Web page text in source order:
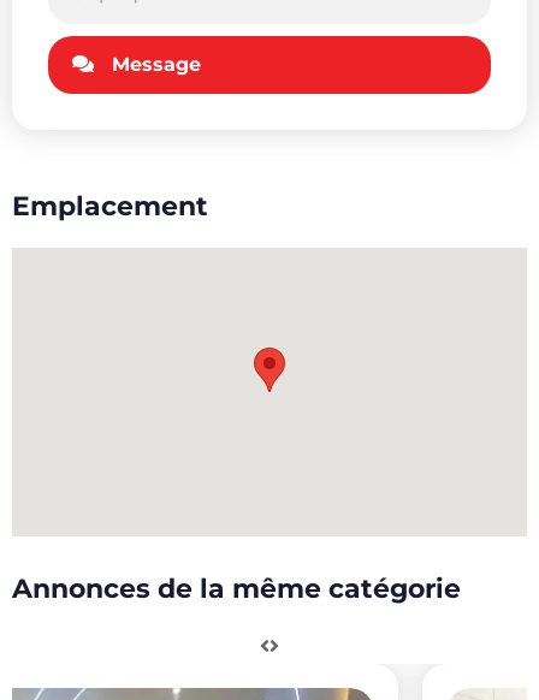
Message
Emplacement
Annonces de la même catégorie